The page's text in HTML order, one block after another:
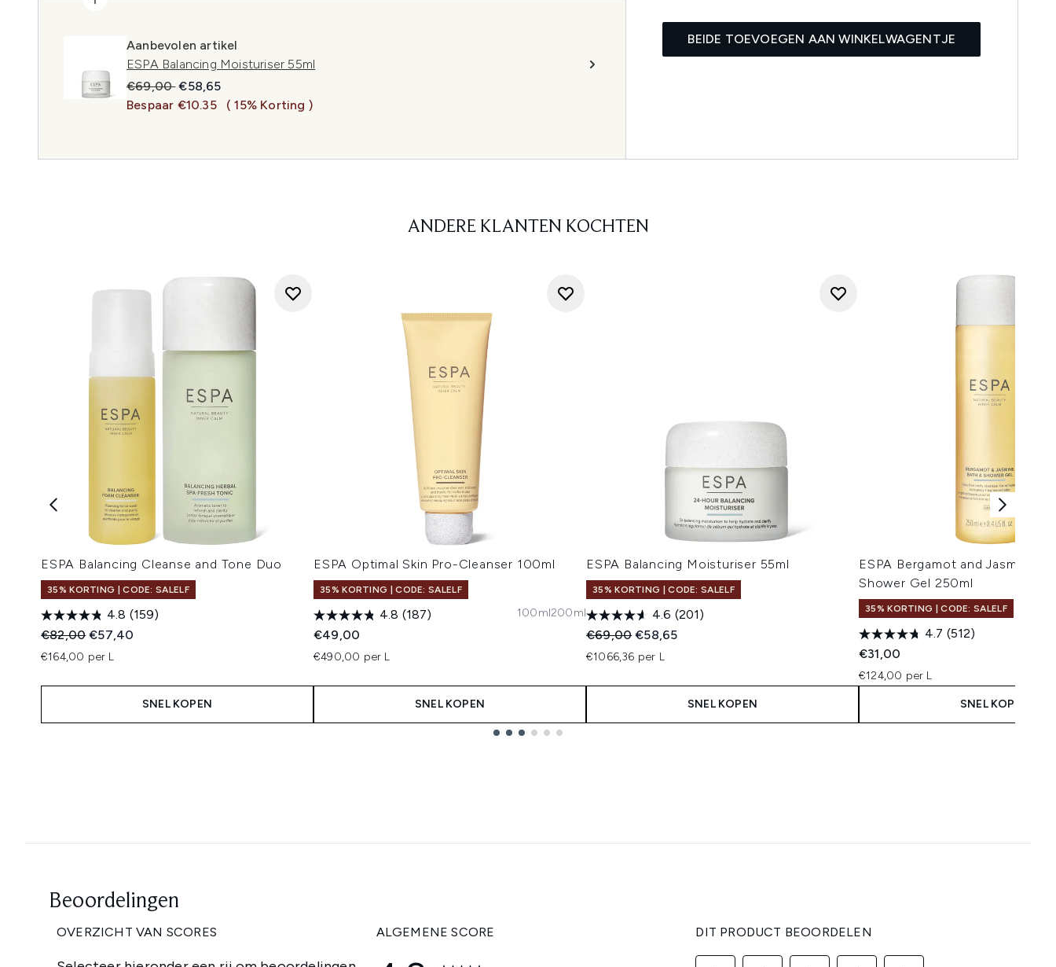
Aanbevolen artikel
ESPA Balancing Moisturiser 55ml
Recommended Retail Price:
€69,00Huidige prijs:
€58,65
Bespaar €10.35
( 15% Korting )
BEIDE TOEVOEGEN AAN WINKELWAGENTJE
ANDERE KLANTEN KOCHTEN
ESPA Balancing Cleanse and Tone Duo
35% KORTING | CODE: SALELF
4.8 (159)
Recommended Retail Price:
€82,00Huidige prijs:
€57,40
€164,00 per L
SNEL KOPEN
ESPA Optimal Skin Pro-Cleanser 100ml
35% KORTING | CODE: SALELF
4.8 (187)
€49,00
€490,00 per L
100ml200ml
SNEL KOPEN
ESPA Balancing Moisturiser 55ml
35% KORTING | CODE: SALELF
4.6 (201)
Recommended Retail Price:
€69,00Huidige prijs:
€58,65
€1066,36 per L
SNEL KOPEN
ESPA Bergamot and Jasmine
Shower Gel 250ml
35% KORTING | CODE: SALELF
4.7 (512)
€31,00
€124,00 per L
SNEL KOPEN